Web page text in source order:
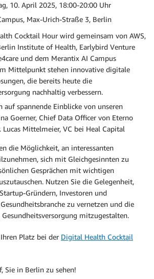
10. April 2025, 18:00-20:00 Uhr
Max-Urich-Straße 3, Berlin
Cocktail Hour wird gemeinsam von AWS,
Institute of Health, Earlybird Venture
und dem Merantix AI Campus
Mittelpunkt stehen innovative digitale
die bereits heute die
nachhaltig verbessern.
auf spannende Einblicke von unseren
Goerner, Chief Data Officer von Eterno
Lucas Mittelmeier, VC bei Heal Capital
die Möglichkeit, an interessanten
sich mit Gleichgesinnten zu
Gesprächen mit wichtigen
Nutzen Sie die Gelegenheit,
Gründern, Investoren und
zu vernetzen und die
mitzugestalten.
Platz bei der Digital Health Cocktail
Sie in Berlin zu sehen!